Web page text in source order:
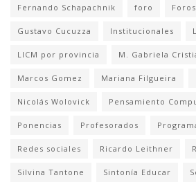
Fernando Schapachnik foro Foros
Gustavo Cucuzza Institucionales
LICM por provincia M. Gabriela
Marcos Gomez Mariana Filgueira
Nicolás Wolovick Pensamiento
Ponencias Profesorados
Redes sociales Ricardo Leithner
Silvina Tantone Sintonía Educar